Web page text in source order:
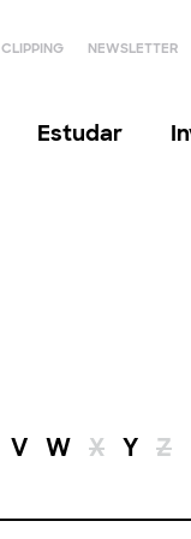
CLIPPING NEWSLETTER
Estudar
V W X Y Z